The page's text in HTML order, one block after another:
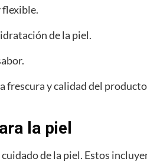
flexible.
de la piel.
frescura y calidad del
la piel
de la piel. Estos